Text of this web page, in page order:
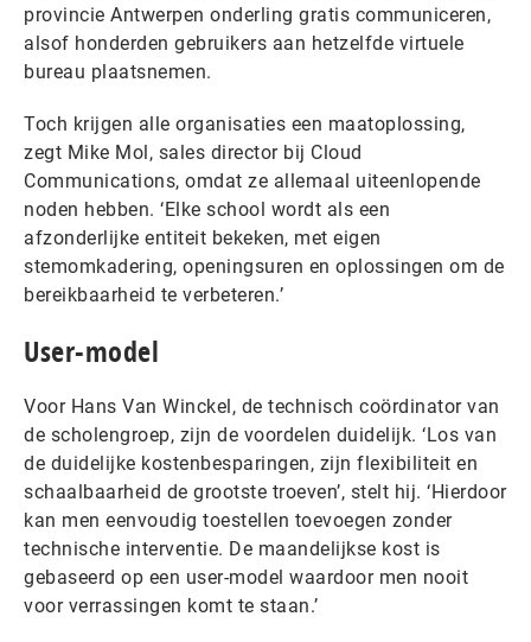
provincie Antwerpen onderling gratis communiceren,
alsof honderden gebruikers aan hetzelfde virtuele
bureau plaatsnemen.
Toch krijgen alle organisaties een maatoplossing,
zegt Mike Mol, sales director bij Cloud
Communications, omdat ze allemaal uiteenlopende
noden hebben. ‘Elke school wordt als een
afzonderlijke entiteit bekeken, met eigen
stemomkadering, openingsuren en oplossingen om de
bereikbaarheid te verbeteren.’
User-model
Voor Hans Van Winckel, de technisch coördinator van
de scholengroep, zijn de voordelen duidelijk. ‘Los van
de duidelijke kostenbesparingen, zijn flexibiliteit en
schaalbaarheid de grootste troeven’, stelt hij. ‘Hierdoor
kan men eenvoudig toestellen toevoegen zonder
technische interventie. De maandelijkse kost is
gebaseerd op een user-model waardoor men nooit
voor verrassingen komt te staan.’